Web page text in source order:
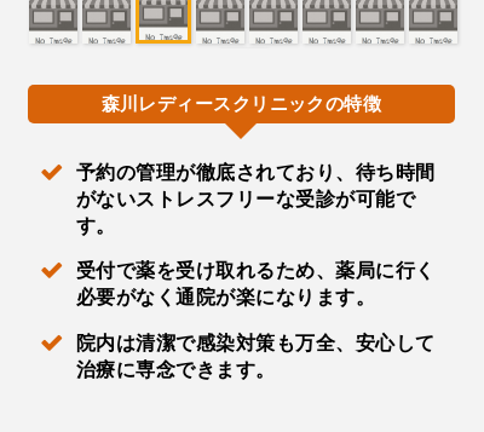
森川レディースクリニックの特徴
予約の管理が徹底されており、待ち時間
がないストレスフリーな受診が可能で
す。
受付で薬を受け取れるため、薬局に行く
必要がなく通院が楽になります。
院内は清潔で感染対策も万全、安心して
治療に専念できます。